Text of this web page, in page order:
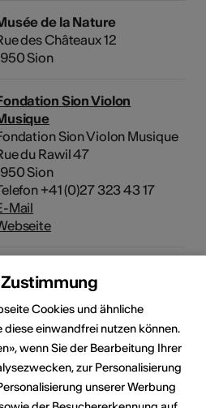
de la Nature
des Châteaux 12
Sion
Sion Violon
Sion Violon Musique
du Rawil 47
Sion
+41 (0)27 323 43 17
Mail
alle
Cookies und ähnliche
diese einwandfrei nutzen können.
wenn Sie der Bearbeitung Ihrer
zur Personalisierung
unserer Werbung